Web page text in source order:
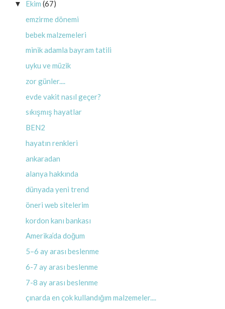
▼ Ekim (67)
emzirme dönemi
bebek malzemeleri
minik adamla bayram tatili
uyku ve müzik
zor günler....
evde vakit nasıl geçer?
sıkışmış hayatlar
BEN2
hayatın renkleri
ankaradan
alanya hakkında
dünyada yeni trend
öneri web sitelerim
kordon kanı bankası
Amerika’da doğum
5–6 ay arası beslenme
6-7 ay arası beslenme
7-8 ay arası beslenme
çınarda en çok kullandığım malzemeler....